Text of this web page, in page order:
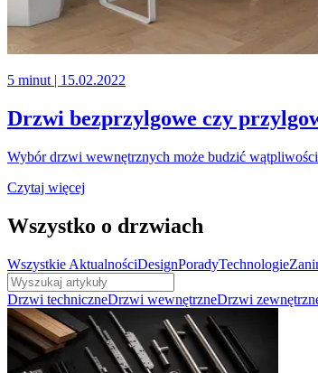
5 minut | 15.02.2022
Drzwi bezprzylgowe czy
Wybór drzwi wewnętrznych może budzić
Czytaj więcej
Wszystko o drzwiach
Wszystkie AktualnościDesignPoradyTechnologie
Drzwi techniczneDrzwi wewnętrzneDrzwi